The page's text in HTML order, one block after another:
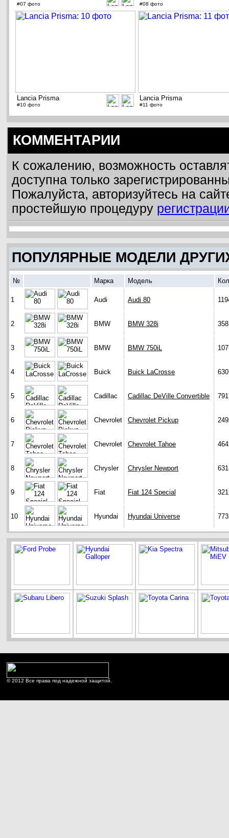
#07 фото #08 фото
Lancia Prisma
#10 фото
Lancia Prisma
#11 фото
КОММЕНТАРИИ
К сожалению, возможность
доступна только
Пожалуйста, авторизуйтесь на
простейшую процедуру
ПОПУЛЯРНЫЕ МОДЕЛИ
№ Марка Модель
1 Audi Audi 80
2 BMW BMW 328i
3 BMW BMW 750iL
4 Buick Buick LaCrosse
5 Cadillac Cadillac DeVille Convertible
6 Chevrolet Chevrolet Pickup
7 Chevrolet Chevrolet Tahoe
8 Chrysler Chrysler Newport
9 Fiat Fiat 124 Special
10 Hyundai Hyundai Universe
© 2012 Все права под надежной защитой.